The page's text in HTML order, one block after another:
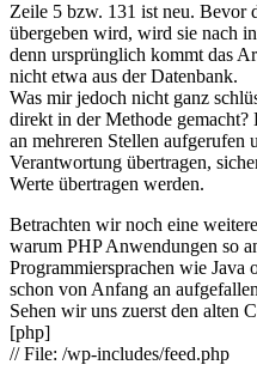
Zeile 5 bzw. 131 ist neu. Bevor
übergeben wird, wird sie nach
denn ursprünglich kommt das
nicht etwa aus der Datenbank.
Was mir jedoch nicht ganz
direkt in der Methode
an mehreren Stellen aufgerufen
Verantwortung übertragen,
Werte übertragen werden.
Betrachten wir noch eine
warum PHP Anwendungen so
Programmiersprachen wie Java
schon von Anfang an
Sehen wir uns zuerst den alten
[php]
// File: /wp-includes/feed.php